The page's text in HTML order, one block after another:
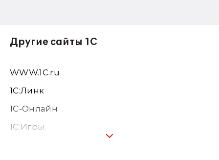
Другие сайты 1С
WWW.1С.ru
1С:Линк
1С-Онлайн
1C:Игры